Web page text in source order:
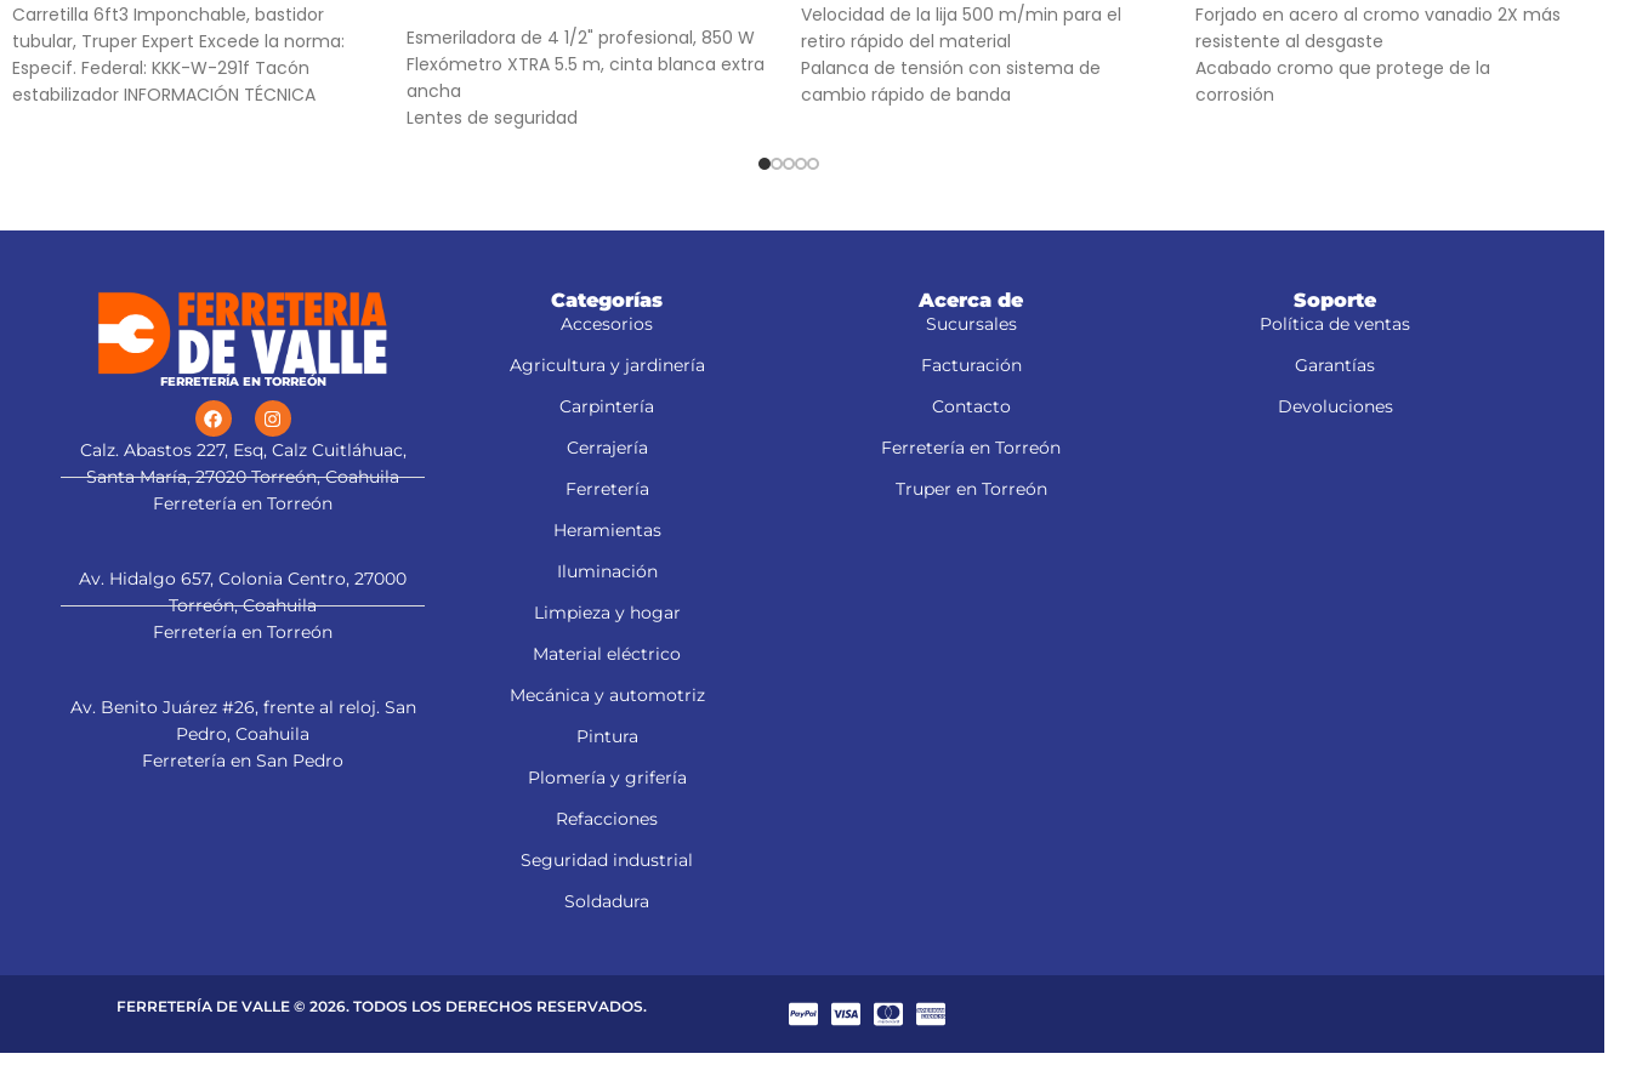
Carretilla 6ft3 Imponchable, bastidor
tubular, Truper Expert Excede la norma:
Especif. Federal: KKK-W-291f Tacón
estabilizador INFORMACIÓN TÉCNICA
Esmeriladora de 4 1/2" profesional, 850 W
Flexómetro XTRA 5.5 m, cinta blanca extra
ancha
Lentes de seguridad
alt="Aplica a
esmeriladora" title="Aplica a
Velocidad de la lija 500 m/min para el
retiro rápido del material
Palanca de tensión con sistema de
cambio rápido de banda
Este producto sustituye a: LIBA-4X24N2
Forjado en acero al cromo vanadio 2X más
resistente al desgaste
Acabado cromo que protege de la
corrosión
FERRETERÍA EN TORREÓN
Calz. Abastos 227, Esq, Calz Cuitláhuac,
Santa María, 27020 Torreón, Coahuila
Ferretería en Torreón
Av. Hidalgo 657, Colonia Centro, 27000
Torreón, Coahuila
Ferretería en Torreón
Av. Benito Juárez #26, frente al reloj. San
Pedro, Coahuila
Ferretería en San Pedro
Categorías
Accesorios
Agricultura y jardinería
Carpintería
Cerrajería
Ferretería
Heramientas
Iluminación
Limpieza y hogar
Material eléctrico
Mecánica y automotriz
Pintura
Plomería y grifería
Refacciones
Seguridad industrial
Soldadura
Acerca de
Sucursales
Facturación
Contacto
Ferretería en Torreón
Truper en Torreón
Soporte
Política de ventas
Garantías
Devoluciones
FERRETERÍA DE VALLE © 2026. TODOS LOS DERECHOS RESERVADOS.